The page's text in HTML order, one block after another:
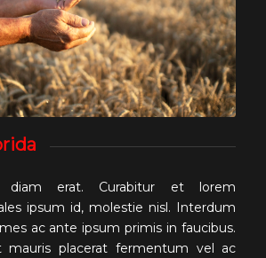
diam erat. Curabitur et lorem
ipsum id, molestie nisl. Interdum
ac ante ipsum primis in faucibus.
mauris placerat fermentum vel ac